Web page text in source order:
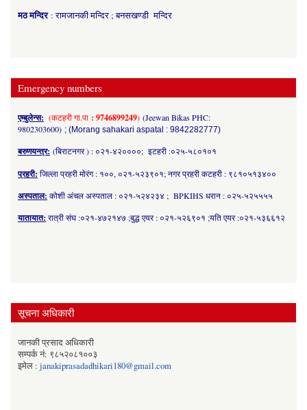
मठ मन्दिर : रामजानकी मन्दिर ; बनसखण्डी मन्दिर
Emergency numbers
एम्बुलेन्स: (कटहरी गा.पा : 9746899249) (Jeewan Bikas PHC:
9802303600) ; (Morang sahakari aspatal : 9842282777)
बरुणयन्त्र: (बिराटनगर ) : ०२१-४२००००; इटहरी :०२५-५८०१०१
प्रहरी: जिल्ला प्रहरी मोरंग : १००, ०२१-५२३९०१; नगर प्रहरी कटहरी : ९८१०५१३४००
अस्पताल: कोशी अंचल अस्पताल : ०२१-५२४२३४ ; BPKIHS धरान : ०२५-५२५५५५
यातायात: रात्री संघ :०२१-४७२१४७ ;बुद्ध एयर : ०२१-५२६९०१ ;यति एयर :०२१-५३६६१२
सूचना अधिकारी
जानकी प्रसाद अधिकारी
सम्पर्क नं: ९८५२०८१००३
इमेल : janakiprasadadhikari180@gmail.com